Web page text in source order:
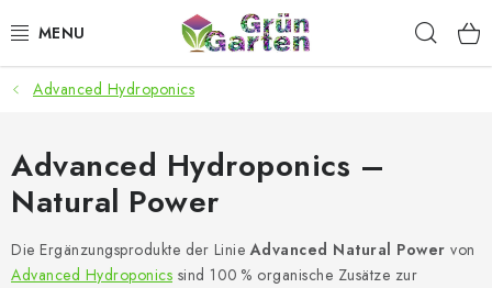
Inhalt
ANGEBOTE
LED PFLANZENLAMPEN
ANBAUBEDARF FÜR DEN HEIMANBAU
AQUARISTIK
Advanced Hydroponics
Advanced Hydroponics –
Natural Power
Die Ergänzungsprodukte der LinieAdvanced Natural Power von
Advanced Hydroponics sind 100 % organische Zusätze zur